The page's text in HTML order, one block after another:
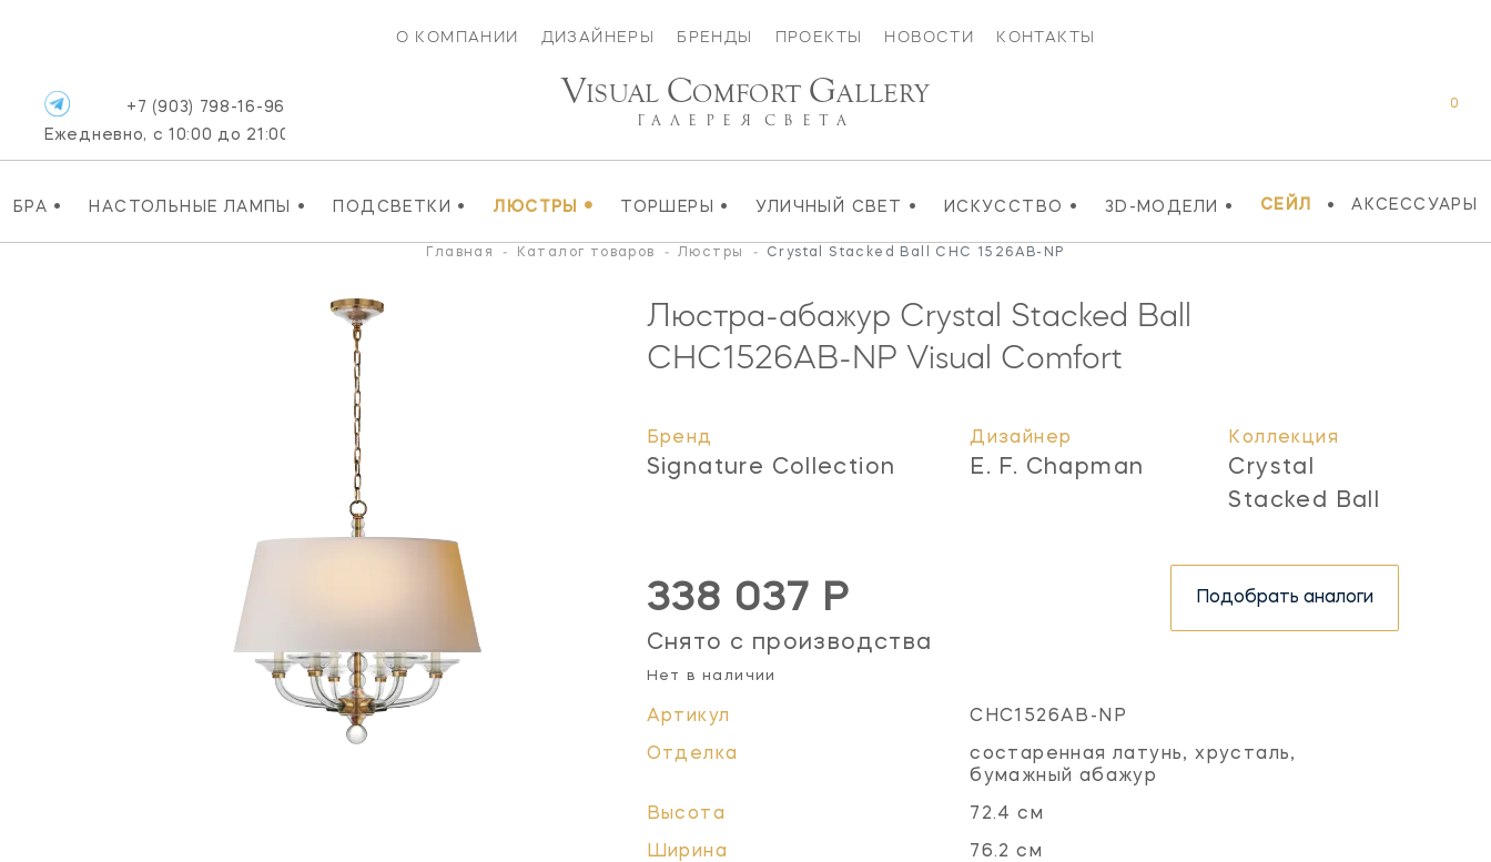
О КОМПАНИИ ДИЗАЙНЕРЫ БРЕНДЫ ПРОЕКТЫ НОВОСТИ КОНТАКТЫ
БРА • НАСТОЛЬНЫЕ ЛАМПЫ • ПОДСВЕТКИ • ЛЮСТРЫ • ТОРШЕРЫ • УЛИЧНЫЙ СВЕТ • ИСКУССТВО • 3D-МОДЕЛИ • СЕЙЛ • АКСЕССУАРЫ
+7 (903) 798-16-96
Ежедневно, с 10:00 до 21:00
0
VISUAL COMFORT GALLERY
ГАЛЕРЕЯ СВЕТА
Главная - Каталог товаров - Люстры - Crystal Stacked Ball CHC 1526AB-NP
Люстра-абажур Crystal Stacked Ball
CHC1526AB-NP Visual Comfort
Бренд
Signature Collection
Дизайнер
E. F. Chapman
Коллекция
Crystal
Stacked Ball
338 037 Р
Снято с производства
Нет в наличии
Подобрать аналоги
Артикул CHC1526AB-NP
Отделка
состаренная латунь, хрусталь,
бумажный абажур
Высота 72.4 см
Ширина 76.2 см